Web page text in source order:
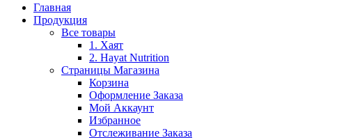
Главная
Продукция
Все товары
1. Хаят
2. Hayat Nutrition
Страницы Магазина
Корзина
Оформление Заказа
Мой Аккаунт
Избранное
Отслеживание Заказа